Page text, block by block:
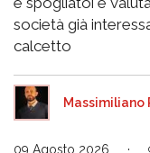
società già
calcetto
Massimiliano
09 Agosto 2026